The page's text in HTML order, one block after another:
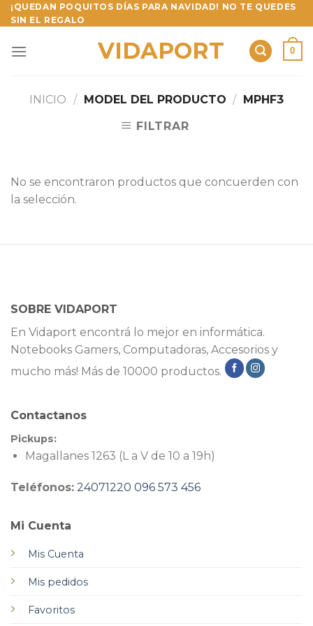
Skip
to
¡QUEDAN POQUITOS DÍAS PARA NAVIDAD! NO TE QUEDES
SIN EL REGALO
VIDAPORT 0
INICIO / MODEL DEL PRODUCTO / MPHF3
FILTRAR
No se encontraron productos que concuerden con
la selección.
SOBRE VIDAPORT
En Vidaport encontrá lo mejor en informática.
Notebooks Gamers, Computadoras, Accesorios y
mucho más! Más de 10000 productos.
Mi Cuenta
Mis Cuenta
Mis pedidos
Favoritos
Contactanos
Pickups:
Magallanes 1263 (L a V de 10 a 19h)
Teléfonos: 24071220 096 573 456